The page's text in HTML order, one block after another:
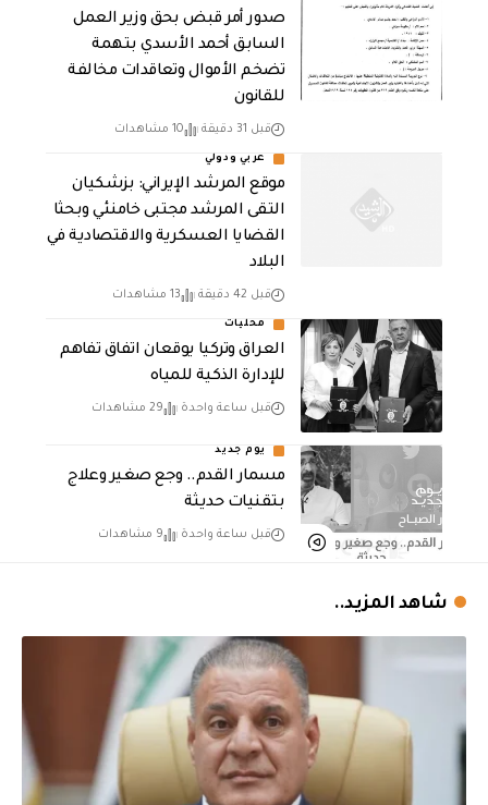
صدور أمر قبض بحق وزير العمل
السابق أحمد الأسدي بتهمة
تضخم الأموال وتعاقدات مخالفة
للقانون
قبل 31 دقيقة 10 مشاهدات
عربي ودولي
موقع المرشد الإيراني: بزشكيان
التقى المرشد مجتبى خامنئي وبحثا
القضايا العسكرية والاقتصادية في
البلاد
قبل 42 دقيقة 13 مشاهدات
محليات
العراق وتركيا يوقعان اتفاق تفاهم
للإدارة الذكية للمياه
قبل ساعة واحدة 29 مشاهدات
يوم جديد
مسمار القدم.. وجع صغير وعلاج
بتقنيات حديثة
قبل ساعة واحدة 9 مشاهدات
شاهد المزيد..